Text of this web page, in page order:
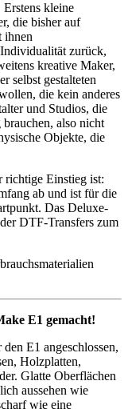
kleine
die bisher auf
ihnen
zurück,
kreative Maker,
selbst gestalteten
die kein anderes
und Studios, die
also nicht
Objekte, die
richtige Einstieg ist:
ab und ist für die
Das Deluxe-
DTF-Transfers zum
E1 gemacht!
E1 angeschlossen,
Holzplatten,
Glatte Oberflächen
aussehen wie
wie eine